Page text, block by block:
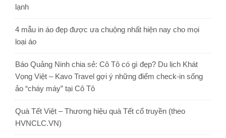
lạnh
4 mẫu in áo đẹp được ưa chuộng nhất hiện nay cho mọi
loại áo
Báo Quảng Ninh chia sẻ: Cô Tô có gì đẹp? Du lịch Khát
Vọng Việt – Kavo Travel gợi ý những điểm check-in sống
ảo “cháy máy” tại Cô Tô
Quà Tết Việt – Thương hiệu quà Tết cổ truyền (theo
HVNCLC.VN)